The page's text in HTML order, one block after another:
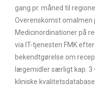
gang pr. måned til
Overenskomst omalmen
Medicinordinationer på
via IT-tjenesten FMK
bekendtgørelse om
lægemidler særligt kap. 3
kliniske